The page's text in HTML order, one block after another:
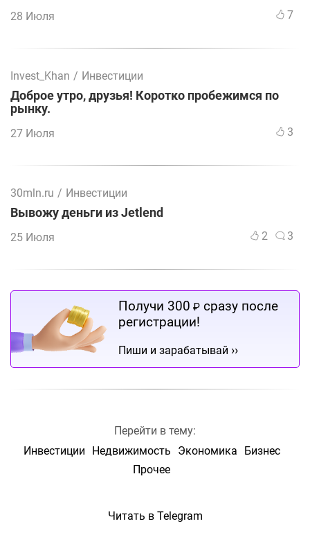
28 Июля 7
Invest_Khan / Инвестиции
Доброе утро, друзья! Коротко пробежимся по
рынку.
27 Июля 3
30mln.ru / Инвестиции
Вывожу деньги из Jetlend
25 Июля 2 3
Получи 300 ₽ сразу после
регистрации!
Пиши и зарабатывай ››
Перейти в тему:
Инвестиции
Недвижимость Экономика
Бизнес
Прочее
Читать в Telegram